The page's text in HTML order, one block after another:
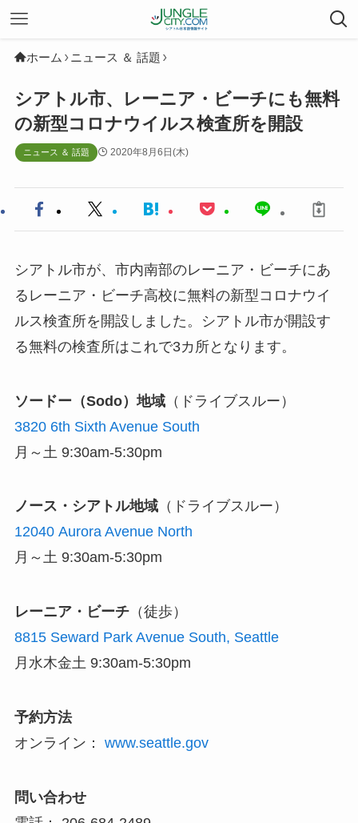
ホーム ニュース ＆ 話題
シアトル市、レーニア・ビーチにも無料
の新型コロナウイルス検査所を開設
ニュース ＆ 話題 2020年8月6日(木)
シアトル市が、市内南部のレーニア・ビーチにあ
るレーニア・ビーチ高校に無料の新型コロナウイ
ルス検査所を開設しました。シアトル市が開設す
る無料の検査所はこれで3カ所となります。
ソードー（Sodo）地域（ドライブスルー）
3820 6th Sixth Avenue South
月～土 9:30am-5:30pm
ノース・シアトル地域（ドライブスルー）
12040 Aurora Avenue North
月～土 9:30am-5:30pm
レーニア・ビーチ（徒歩）
8815 Seward Park Avenue South, Seattle
月水木金土 9:30am-5:30pm
予約方法
オンライン： www.seattle.gov
問い合わせ